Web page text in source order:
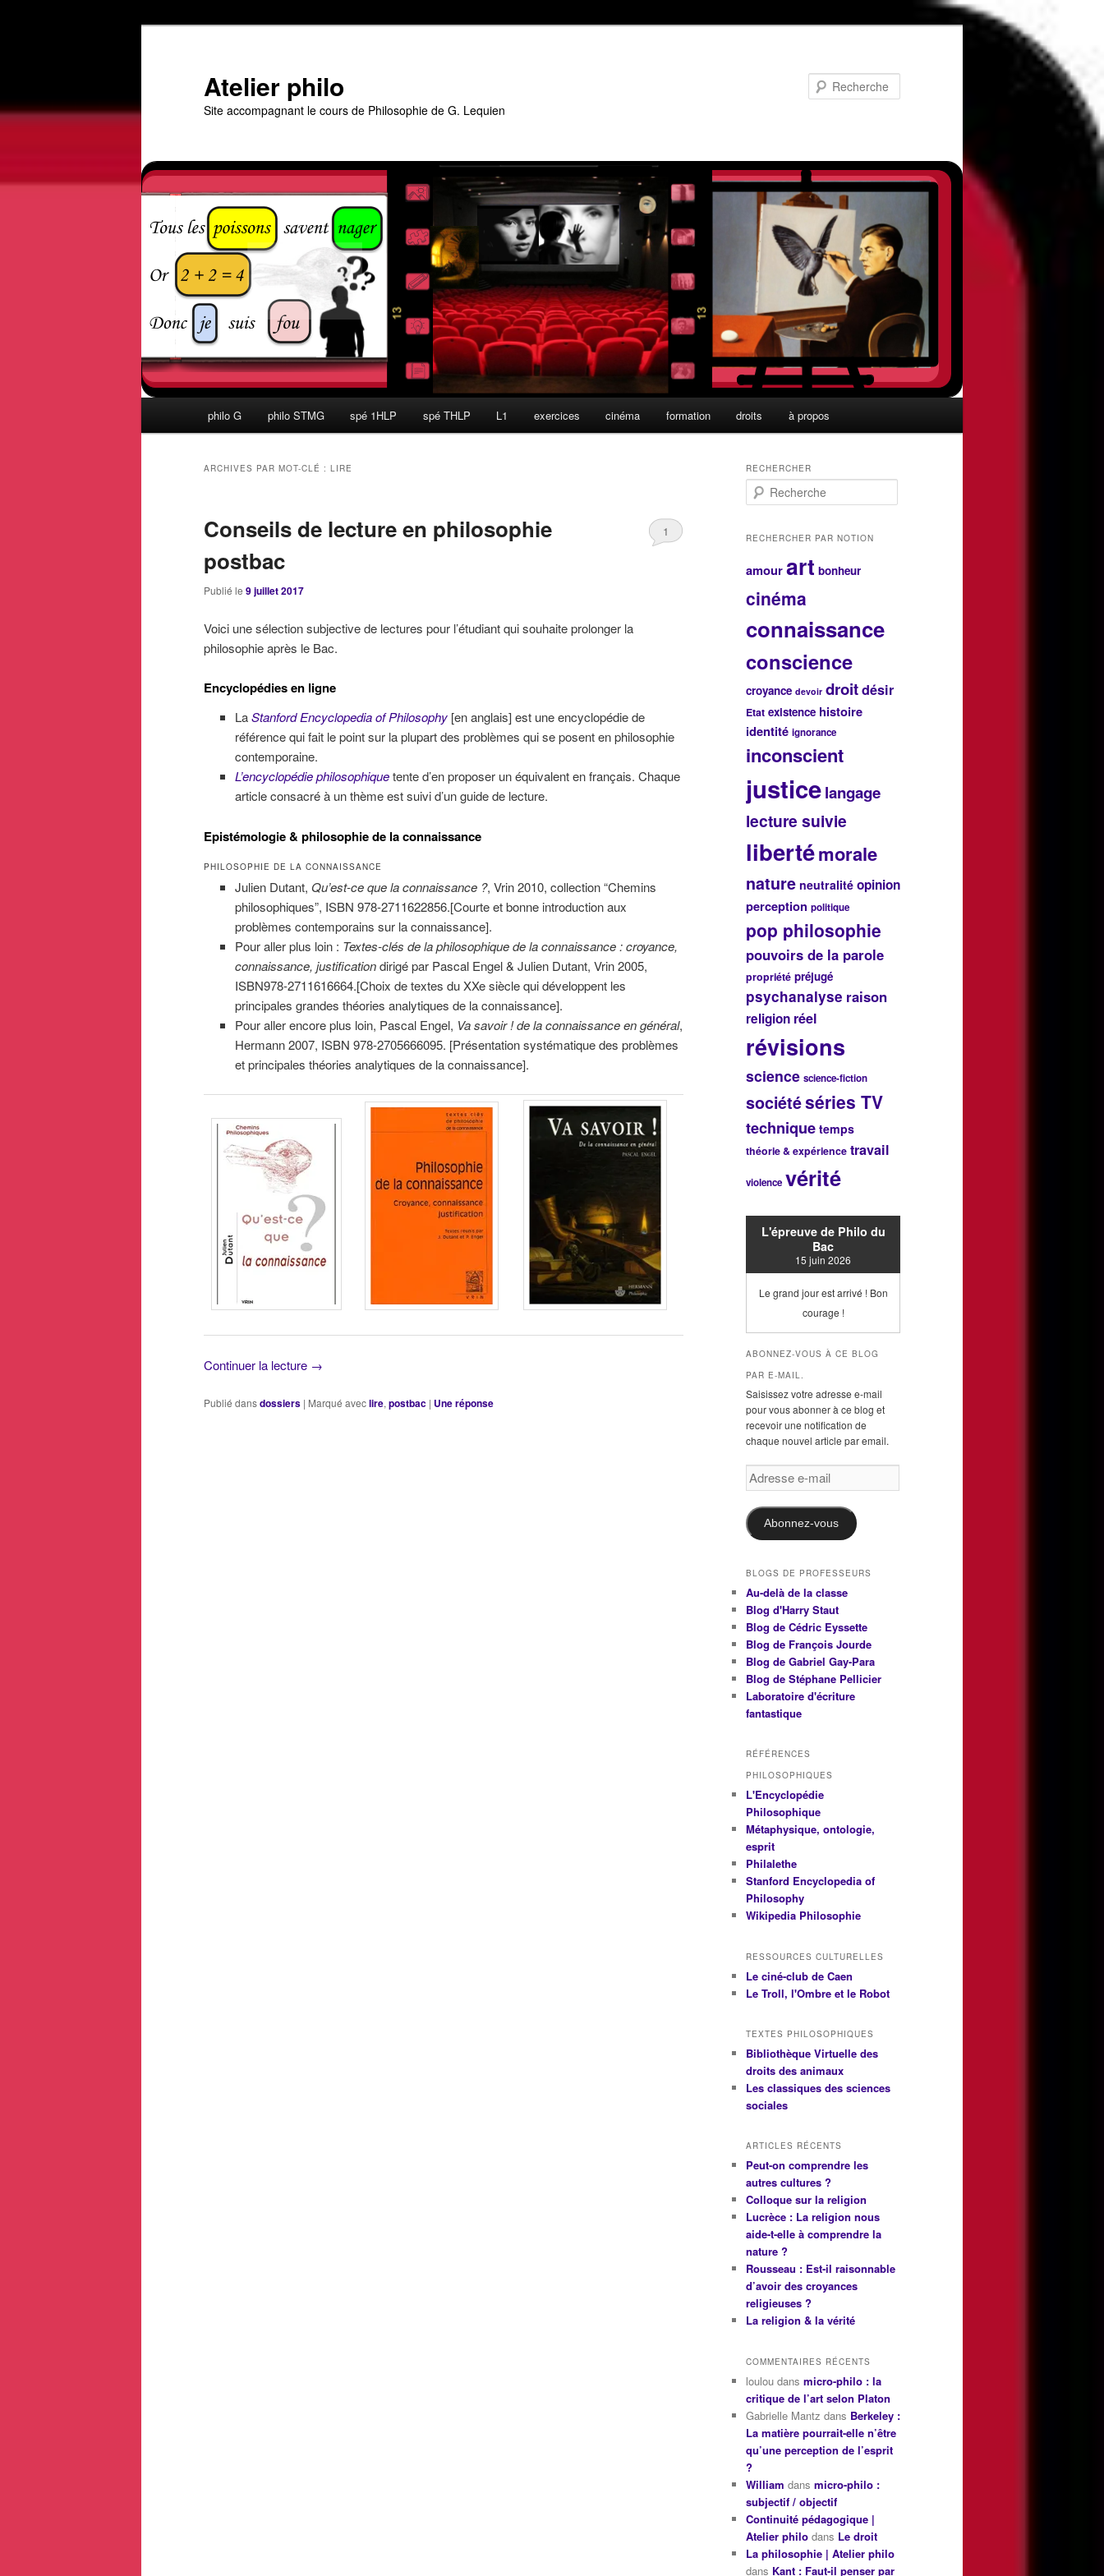
Atelier philo
Site accompagnant le cours de Philosophie de G. Lequien
philo G philo STMG spé 1HLP spé THLP L1 exercices cinéma formation droits à propos
ARCHIVES PAR MOT-CLÉ : LIRE
Conseils de lecture en philosophie
postbac
Publié le 9 juillet 2017
1
Voici une sélection subjective de lectures pour l’étudiant qui souhaite prolonger la
philosophie après le Bac.
Encyclopédies en ligne
LaStanford Encyclopedia of Philosophy [en anglais] est une encyclopédie de
référence qui fait le point sur la plupart des problèmes qui se posent en philosophie
contemporaine.
L’encyclopédie philosophiquetente d’en proposer un équivalent en français. Chaque
article consacré à un thème est suivi d’un guide de lecture.
Epistémologie & philosophie de la connaissance
PHILOSOPHIE DE LA CONNAISSANCE
Julien Dutant, Qu’est-ce que la connaissance ?, Vrin 2010, collection “Chemins
philosophiques”, ISBN 978-2711622856.[Courte et bonne introduction aux
problèmes contemporains sur la connaissance].
Pour aller plus loin : Textes-clés de la philosophique de la connaissance : croyance,
connaissance, justificationdirigé par Pascal Engel & Julien Dutant, Vrin 2005,
ISBN978-2711616664.[Choix de textes du XXe siècle qui développent les
principales grandes théories analytiques de la connaissance].
Pour aller encore plus loin, Pascal Engel, Va savoir ! de la connaissance en général,
Hermann 2007, ISBN 978-2705666095. [Présentation systématique des problèmes
et principales théories analytiques de la connaissance].
Continuer la lecture →
Publié dansdossiers | Marqué aveclire, postbac | Uneréponse
RECHERCHER
e
h
r
h
RECHERCHER PAR NOTION
amourart bonheur
cinéma
connaissance
conscience
croyance devoir droitdésir
Etat existence histoire
identité ignorance
inconscient
justicelangage
lecture suivie
libertémorale
nature neutralité opinion
perception politique
pop philosophie
pouvoirs de la parole
propriété préjugé
psychanalyse raison
religion réel
révisions
science science-fiction
sociétéséries TV
technique temps
théorie & expérience travail
violence vérité
L'épreuve de Philo du
Bac
15 juin 2026
Le grand jour est arrivé ! Bon
courage !
ABONNEZ-VOUS À CE BLOG
PAR E-MAIL.
Saisissez votre adresse e-mail
pour vous abonner à ce blog et
recevoir une notification de
chaque nouvel article par email.
Adresse
e-
Abonnez-vous
BLOGS DE PROFESSEURS
Au-delà de la classe
Blog d'Harry Staut
Blog de Cédric Eyssette
Blog de François Jourde
Blog de Gabriel Gay-Para
Blog de Stéphane Pellicier
Laboratoire d'écriture
fantastique
RÉFÉRENCES
PHILOSOPHIQUES
L'Encyclopédie
Philosophique
Métaphysique, ontologie,
esprit
Philalethe
Stanford Encyclopedia of
Philosophy
Wikipedia Philosophie
RESSOURCES CULTURELLES
Le ciné-club de Caen
Le Troll, l'Ombre et le Robot
TEXTES PHILOSOPHIQUES
Bibliothèque Virtuelle des
droits des animaux
Les classiques des sciences
sociales
ARTICLES RÉCENTS
Peut-on comprendre les
autres cultures ?
Colloque sur la religion
Lucrèce : La religion nous
aide-t-elle à comprendre la
nature ?
Rousseau : Est-il raisonnable
d’avoir des croyances
religieuses ?
La religion & la vérité
COMMENTAIRES RÉCENTS
loulou dans micro-philo : la
critique de l’art selon Platon
Gabrielle Mantz dans Berkeley :
La matière pourrait-elle n’être
qu’une perception de l’esprit
?
William dans micro-philo :
subjectif / objectif
Continuité pédagogique |
Atelier philo dans Le droit
La philosophie | Atelier philo
dans Kant : Faut-il penser par